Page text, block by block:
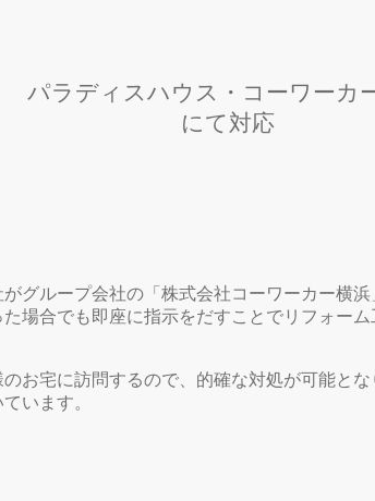
パラディスハウス・コーワーカ
にて対応
グループ会社の「株式会社コーワーカー横浜
場合でも即座に指示をだすことでリフォー
お宅に訪問するので、的確な対処が可能とな
います。